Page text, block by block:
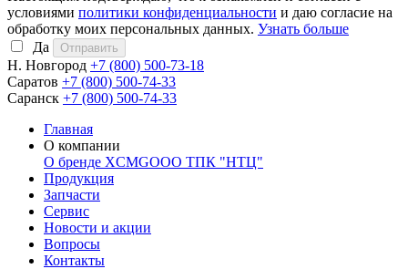
условиями политики конфиденциальности и даю согласие на
обработку моих персональных данных. Узнать больше
Да
Н. Новгород +7 (800) 500-73-18
Саратов +7 (800) 500-74-33
Саранск +7 (800) 500-74-33
Главная
О компании
О бренде XCMGООО ТПК "НТЦ"
Продукция
Запчасти
Сервис
Новости и акции
Вопросы
Контакты